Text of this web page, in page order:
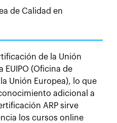
de Calidad en
de la Unión
EUIPO (Oficina de
Unión Europea), lo que
adicional a
ARP sirve
los cursos online